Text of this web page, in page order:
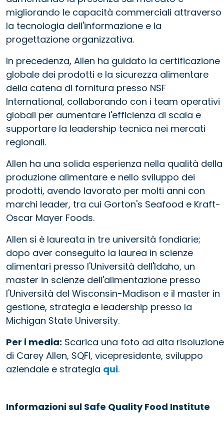
migliorando le capacità commerciali attraverso
la tecnologia dell'informazione e la
progettazione organizzativa.
In precedenza, Allen ha guidato la certificazione
globale dei prodotti e la sicurezza alimentare
della catena di fornitura presso NSF
International, collaborando con i team operativi
globali per aumentare l'efficienza di scala e
supportare la leadership tecnica nei mercati
regionali.
Allen ha una solida esperienza nella qualità della
produzione alimentare e nello sviluppo dei
prodotti, avendo lavorato per molti anni con
marchi leader, tra cui Gorton's Seafood e Kraft-
Oscar Mayer Foods.
Allen si è laureata in tre università fondiarie;
dopo aver conseguito la laurea in scienze
alimentari presso l'Università dell'Idaho, un
master in scienze dell'alimentazione presso
l'Università del Wisconsin-Madison e il master in
gestione, strategia e leadership presso la
Michigan State University.
Per i media: Scarica una foto ad alta risoluzione
di Carey Allen, SQFI, vicepresidente, sviluppo
aziendale e strategia qui.
Informazioni sul Safe Quality Food Institute